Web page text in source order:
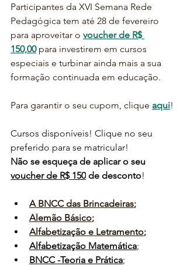
Participantes da XVI Semana Rede
Pedagógica tem até 28 de fevereiro
para aproveitar o voucher de R$
150,00 para investirem em cursos
especiais e turbinar ainda mais a sua
formação continuada em educação.
Para garantir o seu cupom, clique aqui!
Cursos disponíveis! Clique no seu
preferido para se matricular!
Não se esqueça de aplicar o seu
voucher de R$ 150 de desconto!
A BNCC das Brincadeiras;
Alemão Básico;
Alfabetização e Letramento;
Alfabetização Matemática;
BNCC -Teoria e Prática;